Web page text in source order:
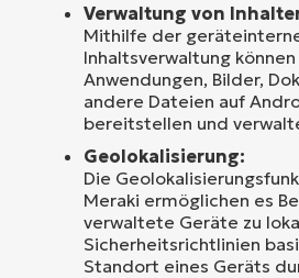
Verwaltung von
Mithilfe der
Inhaltsverwaltung
Anwendungen, Bilder,
andere Dateien auf
bereitstellen und
Geolokalisierung:
Die
Meraki ermöglichen es
verwaltete Geräte zu
Sicherheitsrichtlinien
Standort eines Geräts